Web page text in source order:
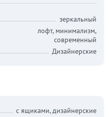
зеркальный
лофт, минимализм,
современный
Дизайнерские
с ящиками, дизайнерские